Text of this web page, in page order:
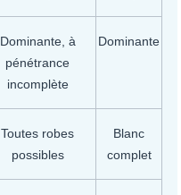
Dominante, à
pénétrance
incomplète
Dominante
Toutes robes
possibles
Blanc
complet